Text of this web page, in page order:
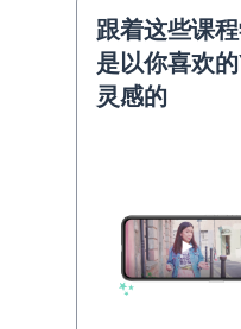
跟着这些课
是以你喜欢
灵感的